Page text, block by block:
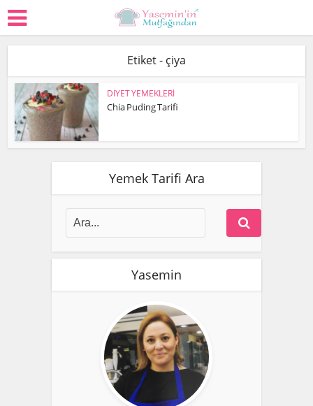
Etiket - çiya
DİYET YEMEKLERİ
Chia Puding Tarifi
Yemek Tarifi Ara
Yasemin